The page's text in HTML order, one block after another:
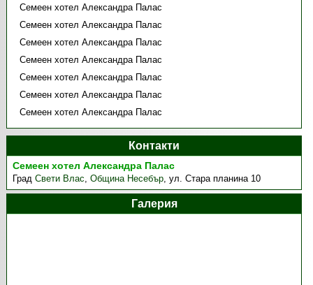
Семеен хотел Александра Палас
Семеен хотел Александра Палас
Семеен хотел Александра Палас
Семеен хотел Александра Палас
Семеен хотел Александра Палас
Семеен хотел Александра Палас
Семеен хотел Александра Палас
Контакти
Семеен хотел Александра Палас
ГрадСвети Влас,Община Несебър,ул. Стара планина 10
Галерия